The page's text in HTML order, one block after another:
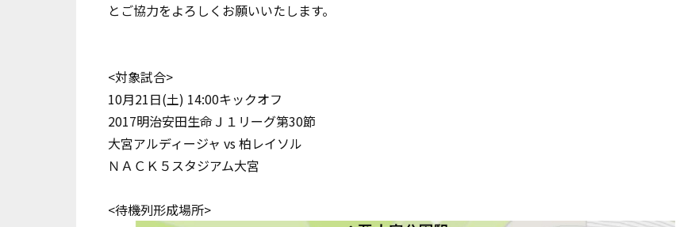
とご協力をよろしくお願いいたします。
<対象試合>
10月21日(土) 14:00キックオフ
2017明治安田生命Ｊ１リーグ第30節
大宮アルディージャ vs 柏レイソル
ＮＡＣＫ５スタジアム大宮
<待機列形成場所>